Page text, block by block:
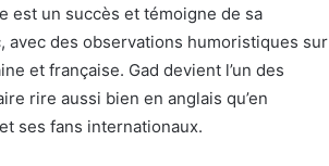
est un succès et témoigne de sa
avec des observations humoristiques sur
et française. Gad devient l’un des
rire aussi bien en anglais qu’en
ses fans internationaux.